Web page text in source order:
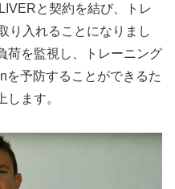
と契約を結び、トレ
り入れることになりまし
荷を監視し、トレーニング
を予防することができるた
ます。